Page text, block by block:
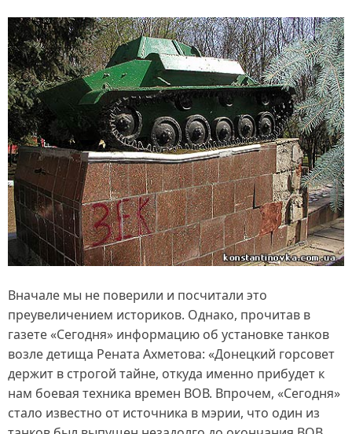
Вначале мы не поверили и посчитали это
преувеличением историков. Однако, прочитав в
газете «Сегодня» информацию об установке танков
возле детища Рената Ахметова: «Донецкий горсовет
держит в строгой тайне, откуда именно прибудет к
нам боевая техника времен ВОВ. Впрочем, «Сегодня»
стало известно от источника в мэрии, что один из